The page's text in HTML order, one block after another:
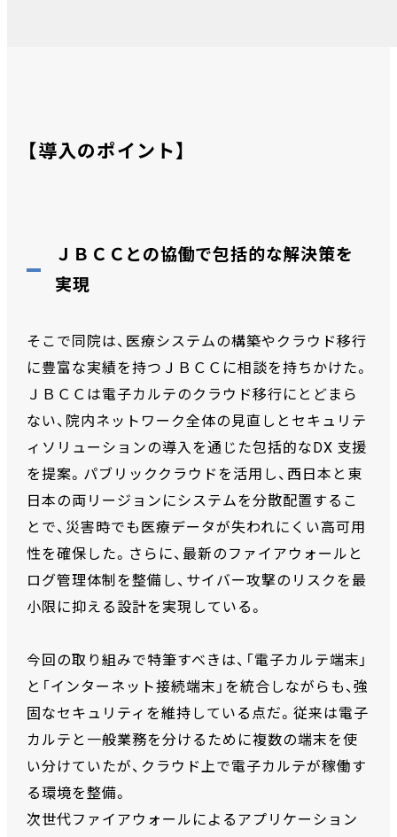
【導入のポイント】
ＪＢＣＣとの協働で包括的な解決策を
実現
そこで同院は、医療システムの構築やクラウド移行
に豊富な実績を持つＪＢＣＣに相談を持ちかけた。
ＪＢＣＣは電子カルテのクラウド移行にとどまら
ない、院内ネットワーク全体の見直しとセキュリテ
ィソリューションの導入を通じた包括的なDX 支援
を提案。パブリッククラウドを活用し、西日本と東
日本の両リージョンにシステムを分散配置するこ
とで、災害時でも医療データが失われにくい高可用
性を確保した。さらに、最新のファイアウォールと
ログ管理体制を整備し、サイバー攻撃のリスクを最
小限に抑える設計を実現している。
今回の取り組みで特筆すべきは、「電子カルテ端末」
と「インターネット接続端末」を統合しながらも、強
固なセキュリティを維持している点だ。従来は電子
カルテと一般業務を分けるために複数の端末を使
い分けていたが、クラウド上で電子カルテが稼働す
る環境を整備。
次世代ファイアウォールによるアプリケーション